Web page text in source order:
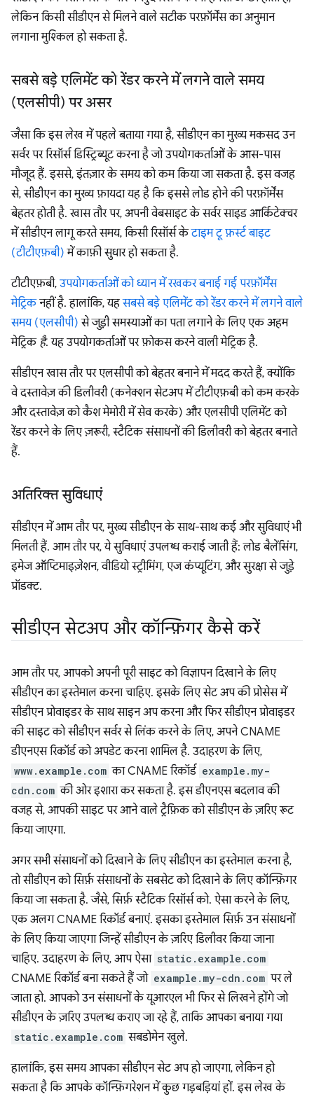
लेकिन किसी सीडीएन से मिलने वाले सटीक परफ़ॉर्मेंस का अनुमान
लगाना मुश्किल हो सकता है.
सबसे बड़े एलिमेंट को रेंडर करने में लगने वाले समय
(एलसीपी) पर असर
जैसा कि इस लेख में पहले बताया गया है, सीडीएन का मुख्य मकसद उन
सर्वर पर रिसॉर्स डिस्ट्रिब्यूट करना है जो उपयोगकर्ताओं के आस-पास
मौजूद हैं. इससे, इंतज़ार के समय को कम किया जा सकता है. इस वजह
से, सीडीएन का मुख्य फ़ायदा यह है कि इससे लोड होने की परफ़ॉर्मेंस
बेहतर होती है. खास तौर पर, अपनी वेबसाइट के सर्वर साइड आर्किटेक्चर
में सीडीएन लागू करते समय, किसी रिसॉर्स केटाइम टू फ़र्स्ट बाइट
(टीटीएफ़बी) में काफ़ी सुधार हो सकता है.
टीटीएफ़बी, उपयोगकर्ताओं को ध्यान में रखकर बनाई गई परफ़ॉर्मेंस
मेट्रिकनहीं है. हालांकि, यहसबसे बड़े एलिमेंट को रेंडर करने में लगने वाले
समय (एलसीपी) से जुड़ी समस्याओं का पता लगाने के लिए एक अहम
मेट्रिक है. यह उपयोगकर्ताओं पर फ़ोकस करने वाली मेट्रिक है.
सीडीएन खास तौर पर एलसीपी को बेहतर बनाने में मदद करते हैं, क्योंकि
वे दस्तावेज़ की डिलीवरी (कनेक्शन सेटअप में टीटीएफ़बी को कम करके
और दस्तावेज़ को कैश मेमोरी में सेव करके) और एलसीपी एलिमेंट को
रेंडर करने के लिए ज़रूरी, स्टैटिक संसाधनों की डिलीवरी को बेहतर बनाते
हैं.
अतिरिक्त सुविधाएं
सीडीएन में आम तौर पर, मुख्य सीडीएन के साथ-साथ कई और सुविधाएं भी
मिलती हैं. आम तौर पर, ये सुविधाएं उपलब्ध कराई जाती हैं: लोड बैलेंसिंग,
इमेज ऑप्टिमाइज़ेशन, वीडियो स्ट्रीमिंग, एज कंप्यूटिंग, और सुरक्षा से जुड़े
प्रॉडक्ट.
सीडीएन सेटअप और कॉन्फ़िगर कैसे करें
आम तौर पर, आपको अपनी पूरी साइट को विज्ञापन दिखाने के लिए
सीडीएन का इस्तेमाल करना चाहिए. इसके लिए सेट अप की प्रोसेस में
सीडीएन प्रोवाइडर के साथ साइन अप करना और फिर सीडीएन प्रोवाइडर
की साइट को सीडीएन सर्वर से लिंक करने के लिए, अपने CNAME
डीएनएस रिकॉर्ड को अपडेट करना शामिल है. उदाहरण के लिए,
www.example.com का CNAME रिकॉर्ड example.my-
cdn.com की ओर इशारा कर सकता है. इस डीएनएस बदलाव की
वजह से, आपकी साइट पर आने वाले ट्रैफ़िक को सीडीएन के ज़रिए रूट
किया जाएगा.
अगर सभी संसाधनों को दिखाने के लिए सीडीएन का इस्तेमाल करना है,
तो सीडीएन को सिर्फ़ संसाधनों के सबसेट को दिखाने के लिए कॉन्फ़िगर
किया जा सकता है. जैसे, सिर्फ़ स्टैटिक रिसॉर्स को. ऐसा करने के लिए,
एक अलग CNAME रिकॉर्ड बनाएं. इसका इस्तेमाल सिर्फ़ उन संसाधनों
के लिए किया जाएगा जिन्हें सीडीएन के ज़रिए डिलीवर किया जाना
चाहिए. उदाहरण के लिए, आप ऐसा static.example.com
CNAME रिकॉर्ड बना सकते हैं जो example.my-cdn.com पर ले
जाता हो. आपको उन संसाधनों के यूआरएल भी फिर से लिखने होंगे जो
सीडीएन के ज़रिए उपलब्ध कराए जा रहे हैं, ताकि आपका बनाया गया
static.example.com सबडोमेन खुले.
हालांकि, इस समय आपका सीडीएन सेट अप हो जाएगा, लेकिन हो
सकता है कि आपके कॉन्फ़िगरेशन में कुछ गड़बड़ियां हों. इस लेख के